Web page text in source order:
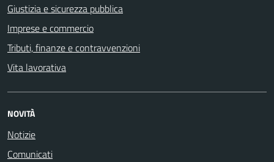
Giustizia e sicurezza pubblica
Imprese e commercio
Tributi, finanze e contravvenzioni
Vita lavorativa
NOVITÀ
Notizie
Comunicati